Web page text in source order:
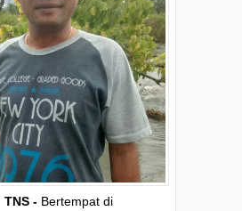
TNS - Bertempat di